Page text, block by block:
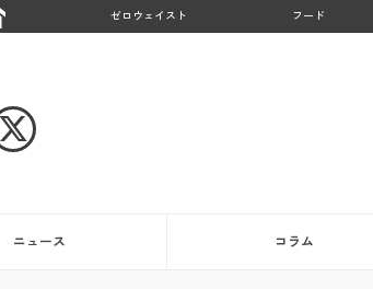
ゼロウェイスト フード
ニュース コラム